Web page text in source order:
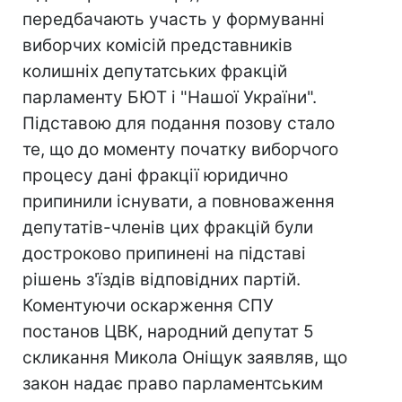
передбачають участь у формуванні
виборчих комісій представників
колишніх депутатських фракцій
парламенту БЮТ і "Нашої України".
Підставою для подання позову стало
те, що до моменту початку виборчого
процесу дані фракції юридично
припинили існувати, а повноваження
депутатів-членів цих фракцій були
достроково припинені на підставі
рішень з'їздів відповідних партій.
Коментуючи оскарження СПУ
постанов ЦВК, народний депутат 5
скликання Микола Оніщук заявляв, що
закон надає право парламентським